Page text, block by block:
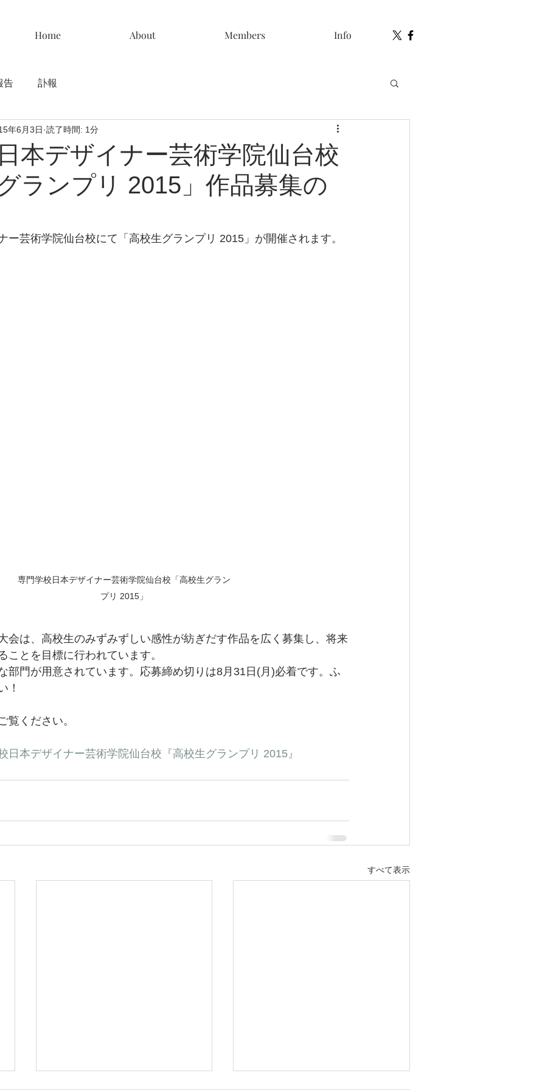
Home About Members Info
告 訃報
本デザイナー芸術学院仙台校
ランプリ 2015」作品募集の
年6月3日 読了時間: 1分
ー芸術学院仙台校にて「高校生グランプリ 2015」が開催されます。
専門学校日本デザイナー芸術学院仙台校「高校生グラン
プリ 2015」
会は、高校生のみずみずしい感性が紡ぎだす作品を広く募集し、将来
ことを目標に行われています。
部門が用意されています。応募締め切りは8月31日(月)必着です。ふ
！
覧ください。
日本デザイナー芸術学院仙台校『高校生グランプリ 2015』
すべて表示